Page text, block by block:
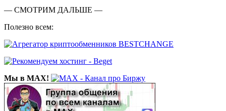
— СМОТРИМ ДАЛЬШЕ —
Полезно всем:
Мы в MAX!